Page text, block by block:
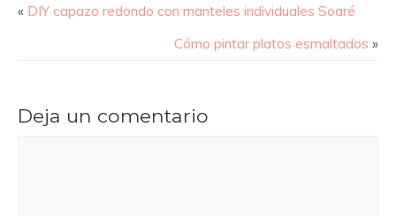
« DIY capazo redondo con manteles individuales Soaré
Cómo pintar platos esmaltados »
Deja un comentario